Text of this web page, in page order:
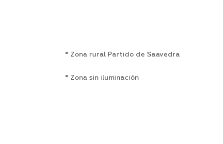
* Zona rural Partido de Saavedra
* Zona sin iluminación